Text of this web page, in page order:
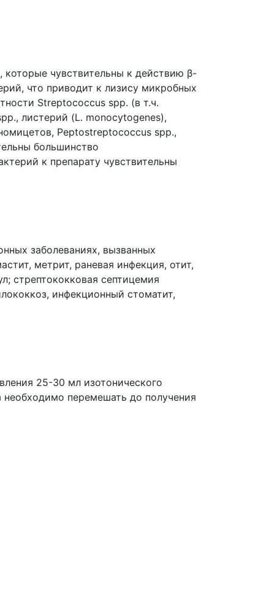
которые чувствительны к действию β-
что приводит к лизису микробных
Streptococcus spp. (в т.ч.
листерий (L. monocytogenes),
Peptostreptococcus spp.,
большинство
к препарату чувствительны
заболеваниях, вызванных
метрит, раневая инфекция, отит,
стрептококковая септицемия
инфекционный стоматит,
25-30 мл изотонического
перемешать до получения